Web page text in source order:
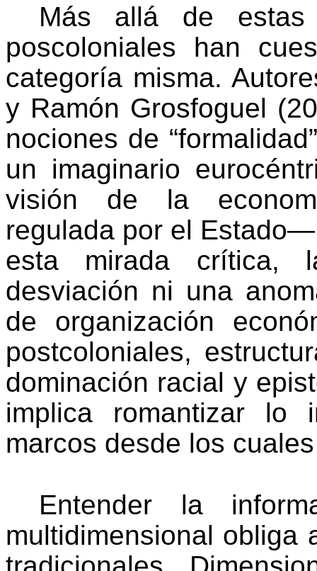
Más allá de estas
poscoloniales han
categoría misma.
y Ramón Grosfoguel
nociones de
un imaginario
visión de la
regulada por el
esta mirada crítica,
desviación ni una
de organización
postcoloniales,
dominación racial y
implica romantizar lo
marcos desde los
Entender la
multidimensional obliga